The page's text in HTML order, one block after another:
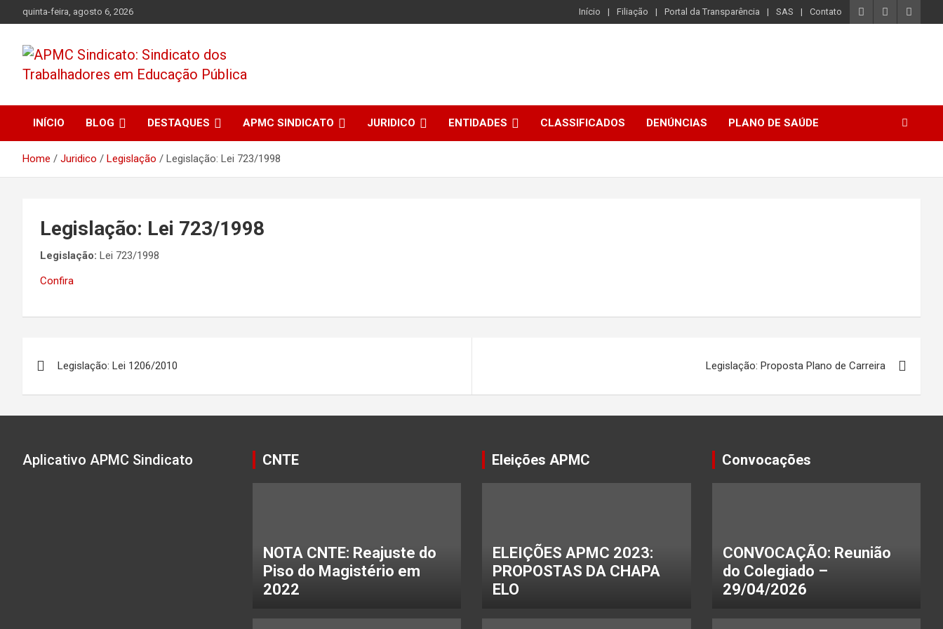
to
quinta-feira, agosto 6, 2026 Início Filiação Portal da Transparência SAS Contato
APMC Sindicato:
Sindicato dos
Trabalhadores em
Educação Pública
município de Colombo, Estado do Paraná. Nenhum Direito a
Menos!
INÍCIO BLOG DESTAQUES APMC SINDICATO JURIDICO ENTIDADES CLASSIFICADOS DENÚNCIAS PLANO DE SAÚDE
Home Juridico Legislação Legislação: Lei 723/1998
Legislação: Lei 723/1998
Legislação: Lei 723/1998
Confira
de
Post
Legislação: Lei 1206/2010 Legislação: Proposta Plano de Carreira
Aplicativo APMC Sindicato CNTE
NOTA CNTE: Reajuste do
Piso do Magistério em
2022
Eleições APMC
ELEIÇÕES APMC 2023:
PROPOSTAS DA CHAPA
ELO
Convocações
CONVOCAÇÃO: Reunião
do Colegiado –
29/04/2026